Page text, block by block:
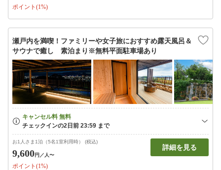
ポイント(1%)
瀬戸内を満喫！ファミリーや女子旅におすすめ露天風呂＆
サウナで癒し 素泊まり※無料平面駐車場あり
お1人さま1泊（5名1室利用時） (税込)
9,600円 ／人〜
ポイント(1%)
詳細を見る